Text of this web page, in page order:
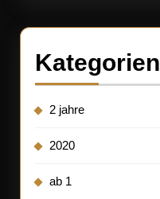
Kategorien
2 jahre
2020
ab 1